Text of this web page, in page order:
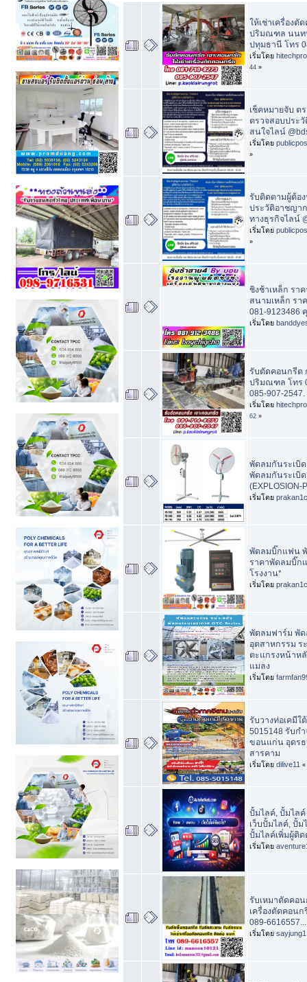
ให้เช่าเครื่องตั
ปริมณฑล นนท
ปทุมธานี โทร
เริ่มโดย
44 »
เช็คหมายจับ ต
ตรวจสอบประ
สนใจไลน์
เริ่มโดย
»
รับติดตามผู้ต้อ
ประวัติอาชญา
ทางธุรกิจไลน์
เริ่มโดย
»
ชิงช้าเหล็ก รา
สนามเหล็ก รา
081-9123486
เริ่มโดย
รับตัดคอนกรีต
ปริมณฑล โทร
085-907-2547.
เริ่มโดย
62 »
พัดลมกันระเบิ
พัดลมกันระเบิ
(EXPLOSION-
เริ่มโดย prakan1c
พัดลมบิ๊กแฟน
ราคาพัดลมบิ๊ก
โรงงาน*
เริ่มโดย prakan1c
พัดลมฟาร์ม พั
อุตสาหกรรม ร
ตะแกรงหน้าห
แมลง
เริ่มโดย
รับวางท่อเคมีใ
5015148 รับก
ขอนแก่น อุดรธ
สารคาม
เริ่มโดย dilive11 «
ปั้มไลค์, ปั้มไลค์
เว็บปั้มไลค์, ปั้ม
ปั้มไลค์เพิ่มผู้ติ
เริ่มโดย
รับเหมาตัดคอน
เครื่องตัดคอน
089-6616557...
เริ่มโดย sayjung1